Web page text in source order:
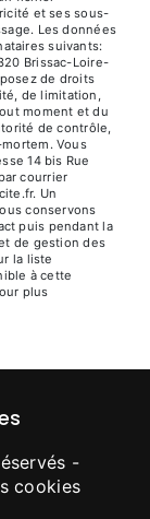
et ses sous-
Les données
suivants:
Brissac-Loire-
de droits
de limitation,
moment et du
de contrôle,
Vous
14 bis Rue
courrier
Un
conservons
puis pendant la
de gestion des
la liste
à cette
plus
-
cookies